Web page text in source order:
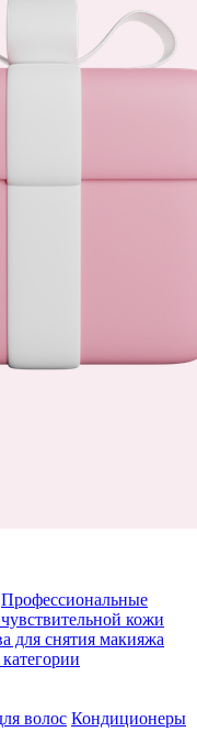
Профессиональные
кожи
для снятия макияжа
волос Кондиционеры